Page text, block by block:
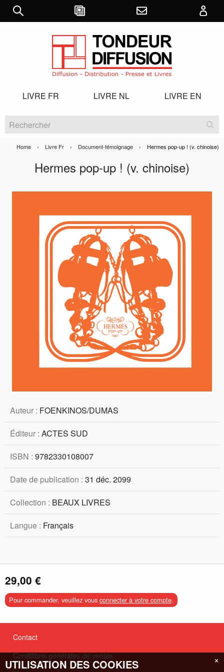
LIVRE FR LIVRE NL LIVRE EN
Home Livre Fr Document-témoignage Current:
Hermes pop-up ! (v. chinoise)
Hermes pop-up ! (v. chinoise)
Auteur : FOENKINOS/DUMAS
Éditeur : ACTES SUD
ISBN : 9782330108007
Date de publication : 31 déc. 2099
Collection : BEAUX LIVRES
Langue : Français
29,00 €
Pour commander, veuillez vous connecter à votre compte.
Contact
Conditions générales de ventes
×
UTILISATION DES COOKIES